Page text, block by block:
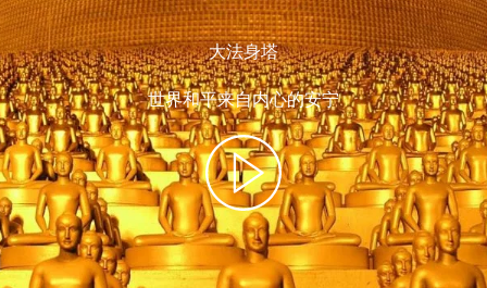
大法身塔
世界和平来自内心的安宁